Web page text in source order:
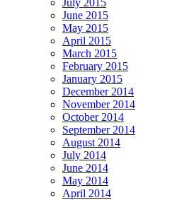
June 2015
May 2015
April 2015
March 2015
February 2015
January 2015
December 2014
November 2014
October 2014
September 2014
August 2014
July 2014
June 2014
May 2014
April 2014